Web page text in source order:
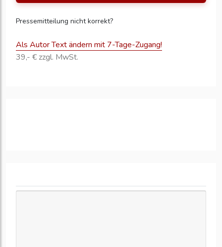
Pressemitteilung nicht korrekt?
Als Autor Text ändern mit 7-Tage-Zugang!
39,- € zzgl. MwSt.